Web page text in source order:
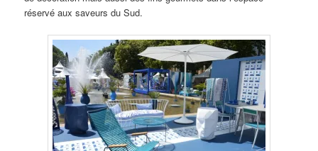
réservé aux saveurs du Sud.